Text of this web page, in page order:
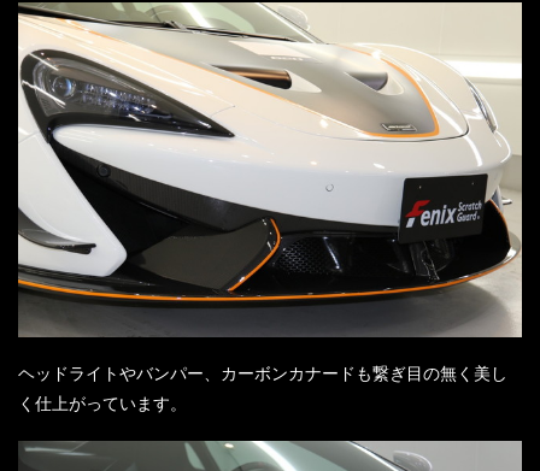
ヘッドライトやバンパー、カーボンカナードも繋ぎ目の無く美し
く仕上がっています。